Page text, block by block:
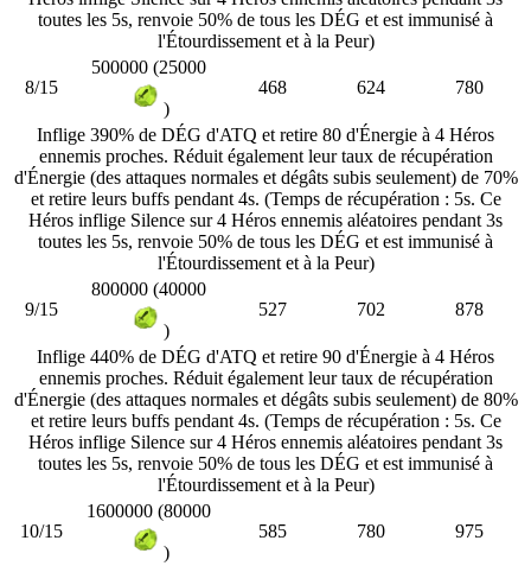
toutes les 5s, renvoie 50% de tous les DÉG et est immunisé à
l'Étourdissement et à la Peur)
8/15
500000 (25000
)
468 624 780
Inflige 390% de DÉG d'ATQ et retire 80 d'Énergie à 4 Héros
ennemis proches. Réduit également leur taux de récupération
d'Énergie (des attaques normales et dégâts subis seulement) de 70%
et retire leurs buffs pendant 4s. (Temps de récupération : 5s. Ce
Héros inflige Silence sur 4 Héros ennemis aléatoires pendant 3s
toutes les 5s, renvoie 50% de tous les DÉG et est immunisé à
l'Étourdissement et à la Peur)
9/15
800000 (40000
)
527 702 878
Inflige 440% de DÉG d'ATQ et retire 90 d'Énergie à 4 Héros
ennemis proches. Réduit également leur taux de récupération
d'Énergie (des attaques normales et dégâts subis seulement) de 80%
et retire leurs buffs pendant 4s. (Temps de récupération : 5s. Ce
Héros inflige Silence sur 4 Héros ennemis aléatoires pendant 3s
toutes les 5s, renvoie 50% de tous les DÉG et est immunisé à
l'Étourdissement et à la Peur)
10/15
1600000 (80000
)
585 780 975